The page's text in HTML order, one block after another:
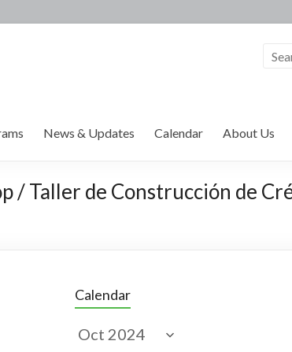
News & Updates Calendar About Us
/ Taller de Construcción de
Calendar